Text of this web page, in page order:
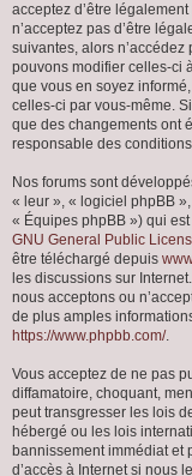
acceptez d’être
n’acceptez pas d’être
suivantes, alors
pouvons modifier celles-ci
que vous en soyez
celles-ci par vous-même.
que des changements ont
responsable des
Nos forums sont
« leur », « logiciel phpBB
« Équipes phpBB ») qui
GNU General Public
être téléchargé depuis
les discussions sur
nous acceptons ou
de plus amples
https://www.phpbb.com/.
Vous acceptez de ne pas
diffamatoire, choquant,
peut transgresser les lois
hébergé ou les lois
bannissement immédiat et
d’accès à Internet si nous